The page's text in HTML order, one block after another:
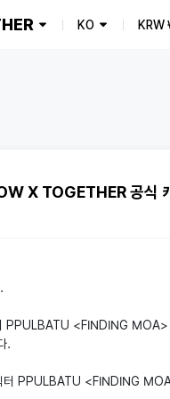
KO KRW
X TOGETHER 공식
<FINDING MOA>
.
PPULBATU <FINDING